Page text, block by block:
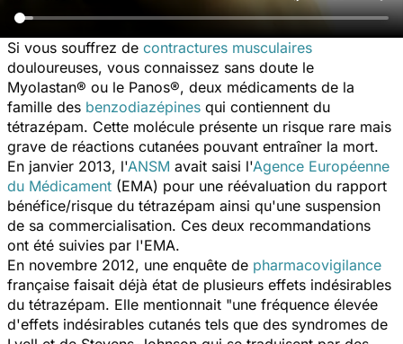
Si vous souffrez de contractures musculaires
douloureuses, vous connaissez sans doute le
Myolastan® ou le Panos®, deux médicaments de la
famille des benzodiazépines qui contiennent du
tétrazépam. Cette molécule présente un risque rare mais
grave de réactions cutanées pouvant entraîner la mort.
En janvier 2013, l'ANSM avait saisi l'Agence Européenne
du Médicament (EMA) pour une réévaluation du rapport
bénéfice/risque du tétrazépam ainsi qu'une suspension
de sa commercialisation. Ces deux recommandations
ont été suivies par l'EMA.
En novembre 2012, une enquête de pharmacovigilance
française faisait déjà état de plusieurs effets indésirables
du tétrazépam. Elle mentionnait "une fréquence élevée
d'effets indésirables cutanés tels que des syndromes de